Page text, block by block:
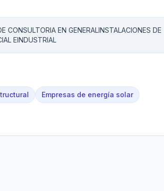
CONSULTORIA EN GENERALINSTALACIONES DE
EINDUSTRIAL
Empresas de energía solar